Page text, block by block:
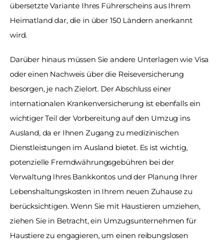
übersetzte Variante Ihres Führerscheins aus Ihrem
Heimatland dar, die in über 150 Ländern anerkannt
wird.
Darüber hinaus müssen Sie andere Unterlagen wie Visa
oder einen Nachweis über die Reiseversicherung
besorgen, je nach Zielort. Der Abschluss einer
internationalen Krankenversicherung ist ebenfalls ein
wichtiger Teil der Vorbereitung auf den Umzug ins
Ausland, da er Ihnen Zugang zu medizinischen
Dienstleistungen im Ausland bietet. Es ist wichtig,
potenzielle Fremdwährungsgebühren bei der
Verwaltung Ihres Bankkontos und der Planung Ihrer
Lebenshaltungskosten in Ihrem neuen Zuhause zu
berücksichtigen. Wenn Sie mit Haustieren umziehen,
ziehen Sie in Betracht, ein Umzugsunternehmen für
Haustiere zu engagieren, um einen reibungslosen